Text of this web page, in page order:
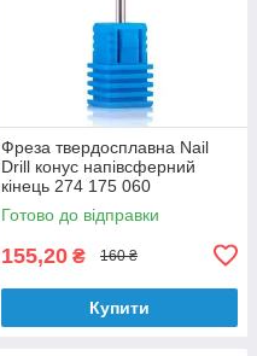
Фреза твердосплавна Nail
Drill конус напівсферний
кінець 274 175 060
Готово до відправки
155,20 ₴ 160 ₴
Купити